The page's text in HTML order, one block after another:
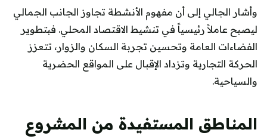
وأشار الجالي إلى أن مفهوم الأنشطة تجاوز الجانب الجمالي
ليصبح عاملاً رئيسياً في تنشيط الاقتصاد المحلي. فبتطوير
الفضاءات العامة وتحسين تجربة السكان والزوار، تتعزز
الحركة التجارية وتزداد الإقبال على المواقع الحضرية
والسياحية.
المناطق المستفيدة من المشروع